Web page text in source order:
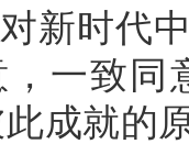
新时代
，一致同
成就的